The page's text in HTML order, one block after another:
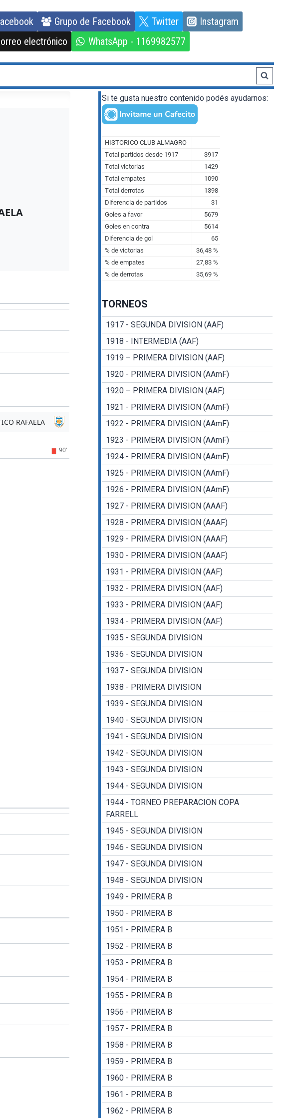
Grupo de Facebook Twitter
Instagram
electrónico
WhatsApp - 1169982577
RAFAELA
90'
Si te gusta nuestro contenido podés ayudarnos:
TORNEOS
1917 - SEGUNDA DIVISION (AAF)
1918 - INTERMEDIA (AAF)
1919 – PRIMERA DIVISION (AAF)
1920 - PRIMERA DIVISION (AAmF)
1920 – PRIMERA DIVISION (AAF)
1921 - PRIMERA DIVISION (AAmF)
1922 - PRIMERA DIVISION (AAmF)
1923 - PRIMERA DIVISION (AAmF)
1924 - PRIMERA DIVISION (AAmF)
1925 - PRIMERA DIVISION (AAmF)
1926 - PRIMERA DIVISION (AAmF)
1927 - PRIMERA DIVISION (AAAF)
1928 - PRIMERA DIVISION (AAAF)
1929 - PRIMERA DIVISION (AAAF)
1930 - PRIMERA DIVISION (AAAF)
1931 - PRIMERA DIVISION (AAF)
1932 - PRIMERA DIVISION (AAF)
1933 - PRIMERA DIVISION (AAF)
1934 - PRIMERA DIVISION (AAF)
1935 - SEGUNDA DIVISION
1936 - SEGUNDA DIVISION
1937 - SEGUNDA DIVISION
1938 - PRIMERA DIVISION
1939 - SEGUNDA DIVISION
1940 - SEGUNDA DIVISION
1941 - SEGUNDA DIVISION
1942 - SEGUNDA DIVISION
1943 - SEGUNDA DIVISION
1944 - SEGUNDA DIVISION
1944 - TORNEO PREPARACION COPA
FARRELL
1945 - SEGUNDA DIVISION
1946 - SEGUNDA DIVISION
1947 - SEGUNDA DIVISION
1948 - SEGUNDA DIVISION
1949 - PRIMERA B
1950 - PRIMERA B
1951 - PRIMERA B
1952 - PRIMERA B
1953 - PRIMERA B
1954 - PRIMERA B
1955 - PRIMERA B
1956 - PRIMERA B
1957 - PRIMERA B
1958 - PRIMERA B
1959 - PRIMERA B
1960 - PRIMERA B
1961 - PRIMERA B
1962 - PRIMERA B